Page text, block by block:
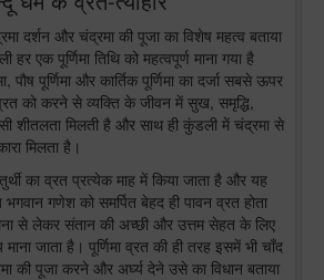
दर्शन और चंद्रमा की पूजा का विशेष महत्व बताया
एक पूर्णिमा तिथि को महत्वपूर्ण माना गया है
पूर्णिमा और कार्तिक पूर्णिमा का दर्जा सबसे ऊपर
व्रत को करने से व्यक्ति के जीवन में सुख, समृद्धि,
शीतलता मिलती है और साथ ही कुंडली में चंद्रमा से
मिलता है।
का व्रत प्रत्येक माह में किया जाता है और यह
गणेश को समर्पित बेहद ही पावन व्रत होता
से लेकर संतान की अच्छी और उत्तम सेहत के लिए
जाता है। पूर्णिमा व्रत की ही तरह इसमें भी चाँद
की पूजा करने और अर्घ्य देने उसे का विधान बताया